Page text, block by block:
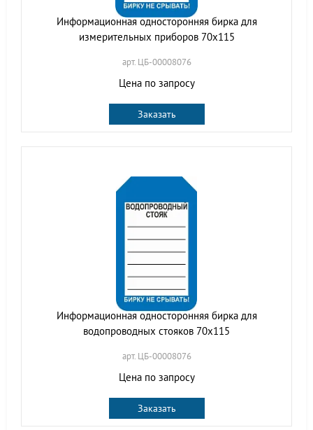
Информационная односторонняя бирка для
измерительных приборов 70x115
арт. ЦБ-00008076
Цена по запросу
Заказать
Информационная односторонняя бирка для
водопроводных стояков 70x115
арт. ЦБ-00008076
Цена по запросу
Заказать